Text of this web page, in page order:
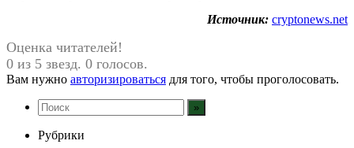
Источник: cryptonews.net
Оценка читателей!
0 из 5 звезд. 0 голосов.
Вам нужно авторизироваться для того, чтобы проголосовать.
Рубрики